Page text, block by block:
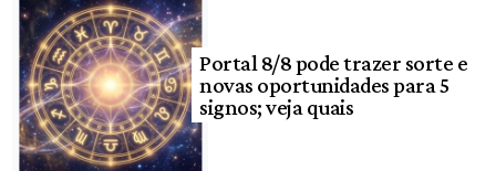
Portal 8/8 pode trazer sorte e
novas oportunidades para 5
signos; veja quais